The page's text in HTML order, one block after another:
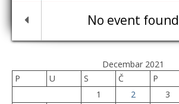
No event found
Decembar 2021
P
U S Č P
1
2 3